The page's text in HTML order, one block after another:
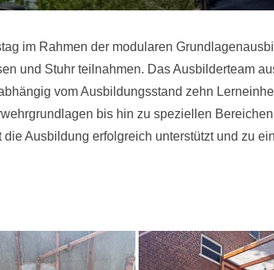
im Rahmen der modularen
und Stuhr teilnahmen. Das Ausbilderteam
vom Ausbildungsstand zehn
bis hin zu speziellen
Ausbildung erfolgreich unterstützt und zu